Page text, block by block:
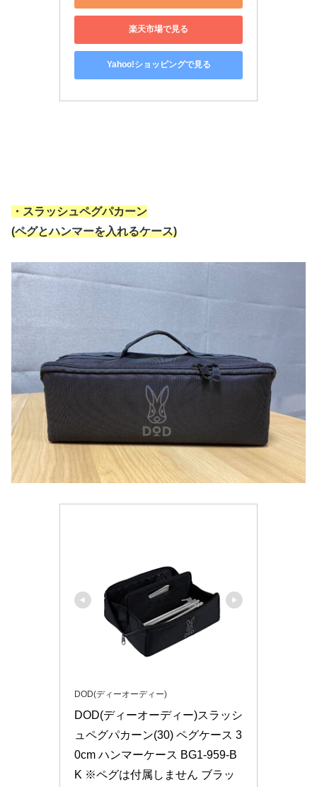
楽天市場で見る
Yahoo!ショッピングで見る
・スラッシュペグパカーン
(ペグとハンマーを入れるケース)
DOD(ディーオーディー)
DOD(ディーオーディー)スラッシ
ュペグパカーン(30) ペグケース 3
0cm ハンマーケース BG1-959-B
K ※ペグは付属しません ブラッ